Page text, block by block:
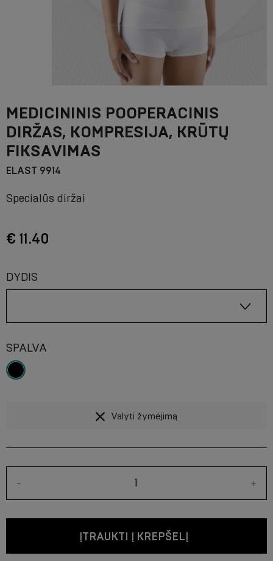
MEDICININIS POOPERACINIS
DIRŽAS, KOMPRESIJA, KRŪTŲ
FIKSAVIMAS
ELAST 9914
Specialūs diržai
€ 11.40
DYDIS
SPALVA
Valyti žymėjimą
- +
ĮTRAUKTI Į KREPŠELĮ